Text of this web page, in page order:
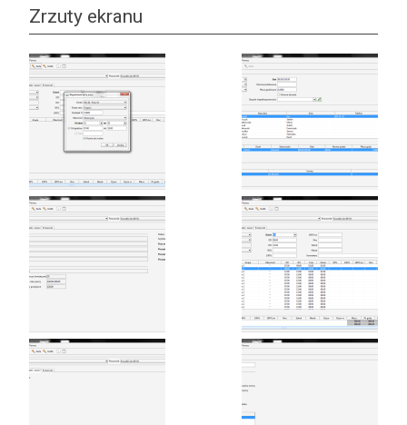
Zrzuty ekranu